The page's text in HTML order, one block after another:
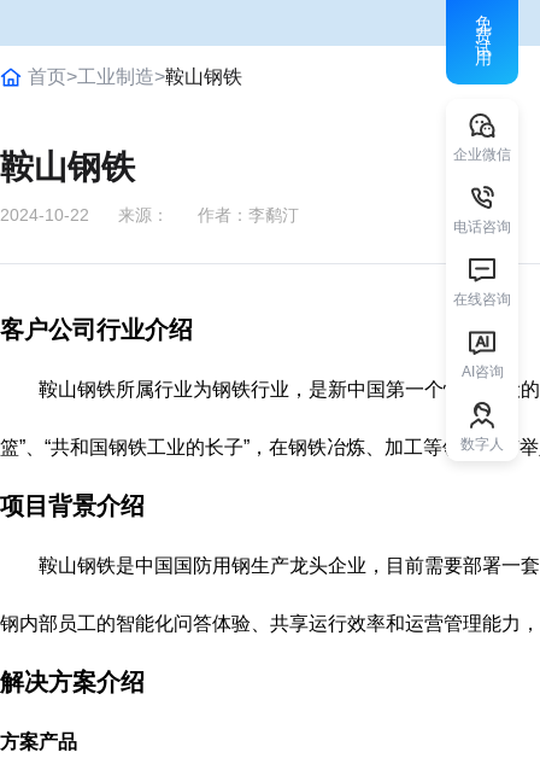
首页>工业制造>鞍山钢铁
鞍山钢铁
2024-10-22 来源： 作者：李鹬汀
客户公司行业介绍
鞍山钢铁所属行业为钢铁行业，是新中国第一个恢复建设
篮”、“共和国钢铁工业的长子”，在钢铁冶炼、加工等领域具有
项目背景介绍
鞍山钢铁是中国国防用钢生产龙头企业，目前需要部署一
钢内部员工的智能化问答体验、共享运行效率和运营管理能力
解决方案介绍
方案产品
免费试用
企业微信
电话咨询
在线咨询
AI咨询
数字人